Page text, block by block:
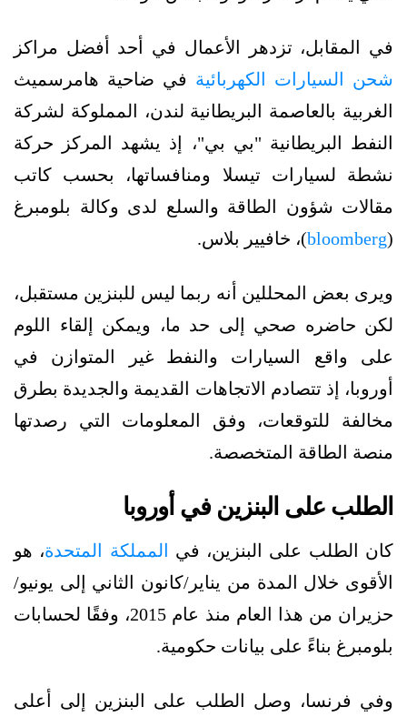
في المقابل، تزدهر الأعمال في أحد أفضل مراكز
شحن السيارات الكهربائية في ضاحية هامرسميث
الغربية بالعاصمة البريطانية لندن، المملوكة لشركة
النفط البريطانية "بي بي"، إذ يشهد المركز حركة
نشطة لسيارات تيسلا ومنافساتها، بحسب كاتب
مقالات شؤون الطاقة والسلع لدى وكالة بلومبرغ
(
bloomberg)، خافيير بلاس.
ويرى بعض المحللين أنه ربما ليس للبنزين مستقبل،
لكن حاضره صحي إلى حد ما، ويمكن إلقاء اللوم
على واقع السيارات والنفط غير المتوازن في
أوروبا، إذ تتصادم الاتجاهات القديمة والجديدة بطرق
مخالفة للتوقعات، وفق المعلومات التي رصدتها
منصة الطاقة المتخصصة.
الطلب على البنزين في أوروبا
كان الطلب على البنزين، في المملكة المتحدة، هو
الأقوى خلال المدة من يناير/كانون الثاني إلى يونيو/
حزيران من هذا العام منذ عام 2015، وفقًا لحسابات
بلومبرغ بناءً على بيانات حكومية.
وفي فرنسا، وصل الطلب على البنزين إلى أعلى